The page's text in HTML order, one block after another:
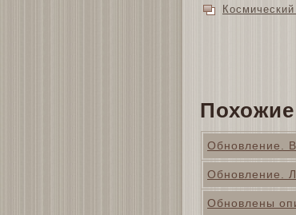
Обновление.
Обновление.
Обновлены